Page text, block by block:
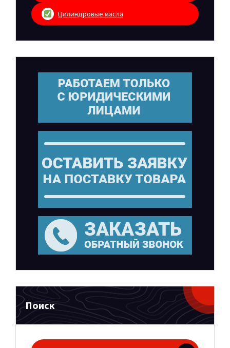
Цилиндровые масла
Поиск
Поиск